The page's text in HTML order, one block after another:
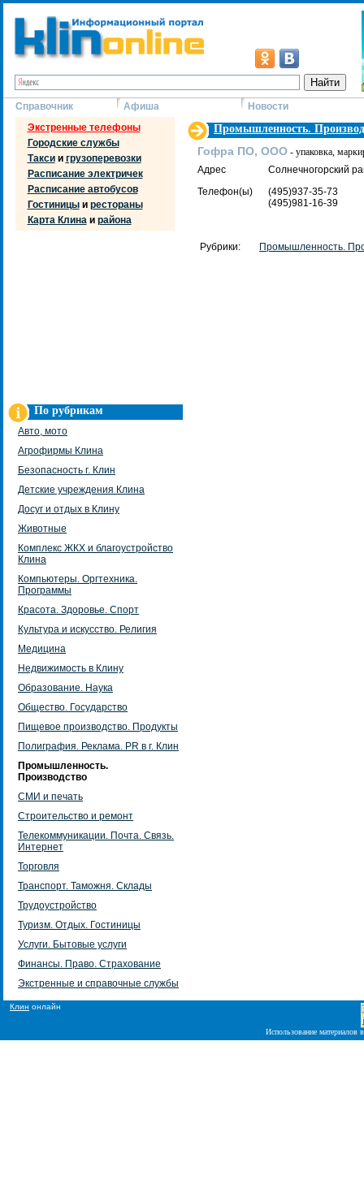
Справочник Афиша
Новости
Экстренные телефоны
Городские службы
Таксии грузоперевозки
Расписание электричек
Расписание автобусов
Гостиницыи рестораны
Карта Клинаи района
По рубрикам
Авто, мото
Агрофирмы Клина
Безопасность г. Клин
Детские учреждения Клина
Досуг и отдых в Клину
Животные
Комплекс ЖКХ и благоустройство
Клина
Компьютеры. Оргтехника.
Программы
Красота. Здоровье. Спорт
Культура и искусство. Религия
Медицина
Недвижимость в Клину
Образование. Наука
Общество. Государство
Пищевое производство. Продукты
Полиграфия. Реклама. PR в г. Клин
Промышленность.
Производство
СМИ и печать
Строительство и ремонт
Телекоммуникации. Почта. Связь.
Интернет
Торговля
Транспорт. Таможня. Склады
Трудоустройство
Туризм. Отдых. Гостиницы
Услуги. Бытовые услуги
Финансы. Право. Страхование
Экстренные и справочные службы
Промышленность.
Гофра ПО, ООО - упаковка,
Адрес
Солнечногорский
Телефон(ы)
(495)937-35-73
(495)981-16-39
Рубрики: Промышленность.
Клин онлайн
Использование материалов